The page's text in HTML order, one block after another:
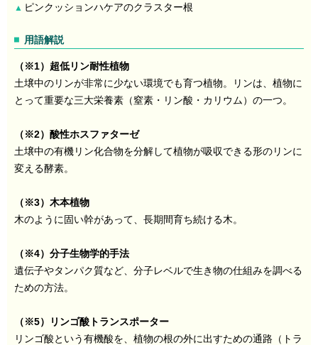
▲ ピンクッションハケアのクラスター根
用語解説
（※1）超低リン耐性植物
土壌中のリンが非常に少ない環境でも育つ植物。リンは、植物に
とって重要な三大栄養素（窒素・リン酸・カリウム）の一つ。
（※2）酸性ホスファターゼ
土壌中の有機リン化合物を分解して植物が吸収できる形のリンに
変える酵素。
（※3）木本植物
木のように固い幹があって、長期間育ち続ける木。
（※4）分子生物学的手法
遺伝子やタンパク質など、分子レベルで生き物の仕組みを調べる
ための方法。
（※5）リンゴ酸トランスポーター
リンゴ酸という有機酸を、植物の根の外に出すための通路（トラ